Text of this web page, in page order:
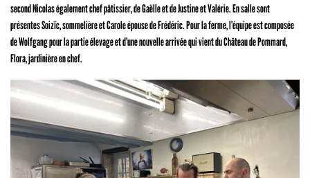
second Nicolas également chef pâtissier, de Gaëlle et de Justine et Valérie. En salle sont
présentes Soizïc, sommelière et Carole épouse de Frédéric. Pour la ferme, l’équipe est composée
de Wolfgang pour la partie élevage et d’une nouvelle arrivée qui vient du Château de Pommard,
Flora, jardinière en chef.